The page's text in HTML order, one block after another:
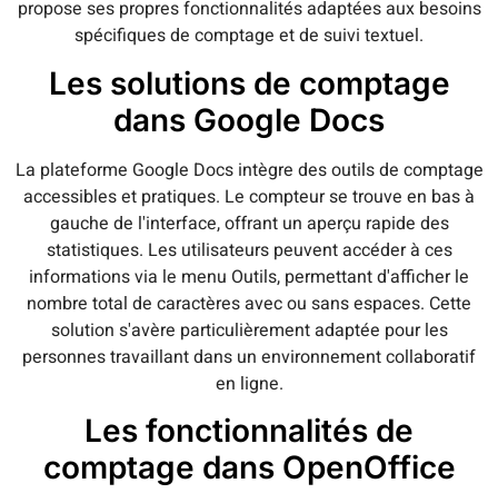
propose ses propres fonctionnalités adaptées aux besoins
spécifiques de comptage et de suivi textuel.
Les solutions de comptage
dans Google Docs
La plateforme Google Docs intègre des outils de comptage
accessibles et pratiques. Le compteur se trouve en bas à
gauche de l'interface, offrant un aperçu rapide des
statistiques. Les utilisateurs peuvent accéder à ces
informations via le menu Outils, permettant d'afficher le
nombre total de caractères avec ou sans espaces. Cette
solution s'avère particulièrement adaptée pour les
personnes travaillant dans un environnement collaboratif
en ligne.
Les fonctionnalités de
comptage dans OpenOffice